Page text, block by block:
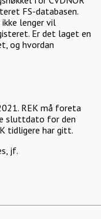
FS-databasen.
lenger vil
Er det laget en
og hvordan
REK må foreta
sluttdato for den
tidligere har gitt.
jf.